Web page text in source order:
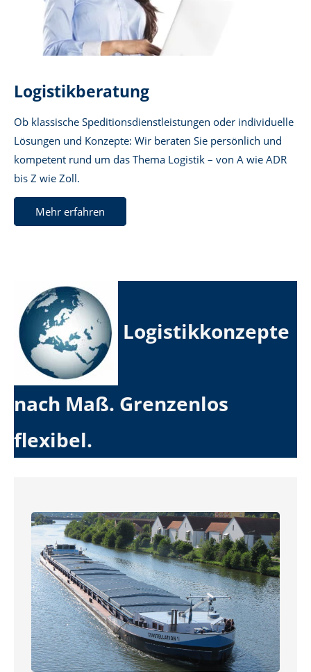
Logistikberatung
Ob klassische Speditionsdienstleistungen oder individuelle
Lösungen und Konzepte: Wir beraten Sie persönlich und
kompetent rund um das Thema Logistik – von A wie ADR
bis Z wie Zoll.
Mehr erfahren
Logistikkonzepte
nach Maß. Grenzenlos
flexibel.